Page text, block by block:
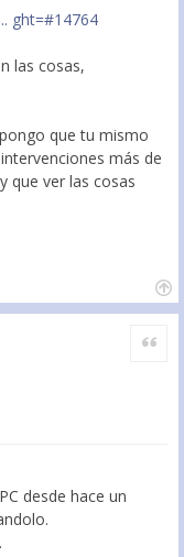
ght=#14764
las cosas,
que tu mismo
más de
que ver las cosas
Citar
desde hace un